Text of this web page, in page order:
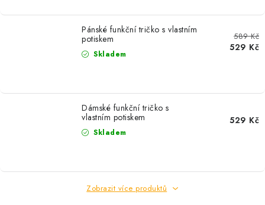
Pánské funkční tričko s vlastním
potiskem
Skladem
589 Kč
529 Kč
Dámské funkční tričko s
vlastním potiskem
Skladem
529 Kč
Zobrazit více produktů